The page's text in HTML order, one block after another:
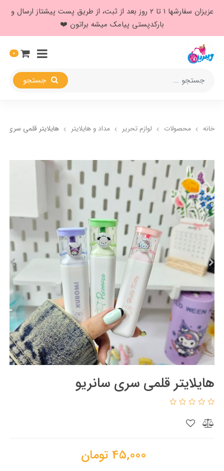
عزیزان سفارشها ۱ تا ۲ روز بعد از ثبت، از طریق پست پیشتاز ارسال و
بارکدپستی پیامک میشه براتون ❤️
0
خانه محصولات لوازم تحریر مداد و هایلایتر هایلایتر قلمی سری
هایلایتر قلمی سری سانریو
45,000 تومان